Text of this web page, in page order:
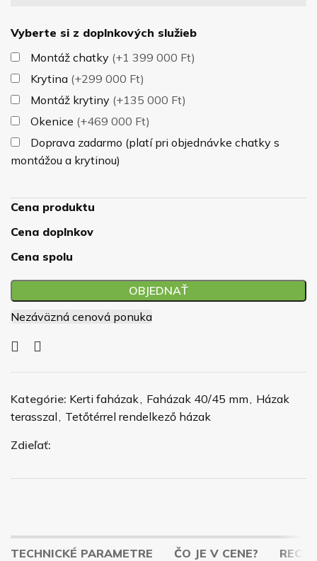
Vyberte si z doplnkových služieb
Montáž chatky (+1 399 000 Ft)
Krytina (+299 000 Ft)
Montáž krytiny (+135 000 Ft)
Okenice (+469 000 Ft)
Doprava zadarmo (platí pri objednávke chatky s
montážou a krytinou)
Cena produktu
Cena doplnkov
Cena spolu
OBJEDNAŤ
Nezáväzná cenová ponuka
Kategórie: Kerti faházak Faházak 40/45 mm
Házak
terasszal
Tetőtérrel rendelkező házak
Zdieľať:
TECHNICKÉ PARAMETRE ČO JE V CENE?